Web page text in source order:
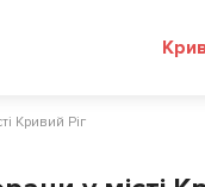
Кривий Ріг